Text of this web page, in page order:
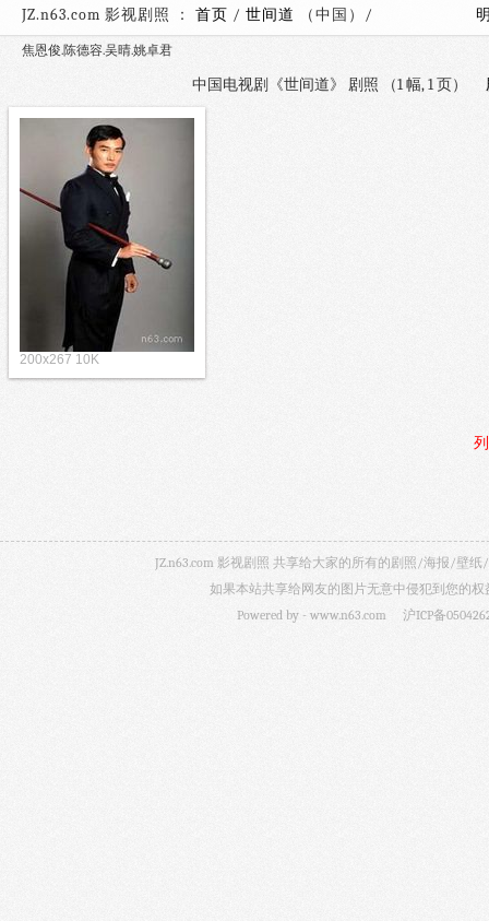
JZ.n63.com 影视剧照 ： 首页 / 世间道 （中国）/
焦恩俊.陈德容.吴晴.姚卓君
中国电视剧《世间道》 剧照 （1 幅, 1 页）
200x267 10K
JZ.n63.com 影视剧照 共享给大家的所有的剧照/海报/壁
如果本站共享给网友的图片无意中侵犯到您的
Powered by - www.n63.com 沪ICP备